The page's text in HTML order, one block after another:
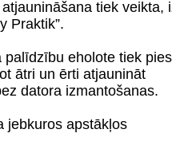
tiek veikta,
Praktik”.
palīdzību eholote tiek
ātri un ērti atjaunināt
datora izmantošanas.
jebkuros apstākļos